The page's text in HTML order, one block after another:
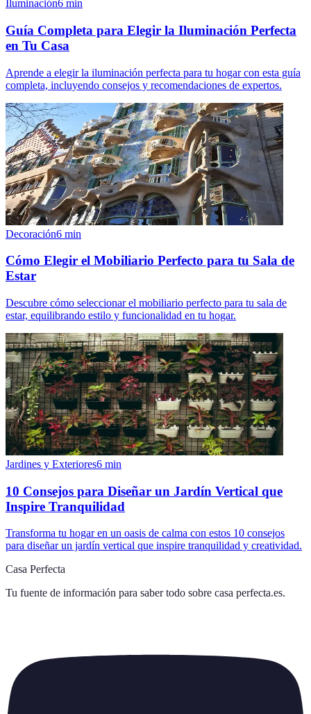
Iluminación6 min
Guía Completa para Elegir la Iluminación Perfecta
en Tu Casa
Aprende a elegir la iluminación perfecta para tu hogar con esta guía
completa, incluyendo consejos y recomendaciones de expertos.
Decoración6 min
Cómo Elegir el Mobiliario Perfecto para tu Sala de
Estar
Descubre cómo seleccionar el mobiliario perfecto para tu sala de
estar, equilibrando estilo y funcionalidad en tu hogar.
Jardines y Exteriores6 min
10 Consejos para Diseñar un Jardín Vertical que
Inspire Tranquilidad
Transforma tu hogar en un oasis de calma con estos 10 consejos
para diseñar un jardín vertical que inspire tranquilidad y creatividad.
Casa Perfecta
Tu fuente de información para saber todo sobre casa perfecta.es.